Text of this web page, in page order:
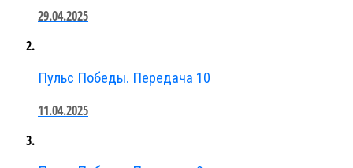
29.04.2025
Пульс Победы. Передача 10
11.04.2025